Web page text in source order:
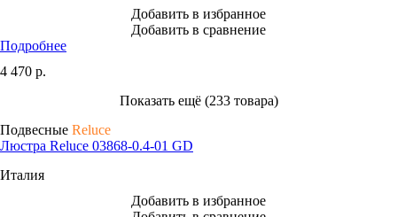
Добавить в избранное
Добавить в сравнение
Подробнее
4 470 р.
Показать ещё (233 товара)
Подвесные Reluce
Люстра Reluce 03868-0.4-01 GD
Италия
Добавить в избранное